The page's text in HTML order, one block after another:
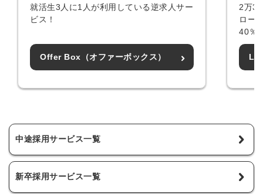
就活生3人に1人が利用している逆求人サー
ビス！
Offer Box（オファーボックス）
2万
ロー
40％
中途採用サービス一覧
新卒採用サービス一覧